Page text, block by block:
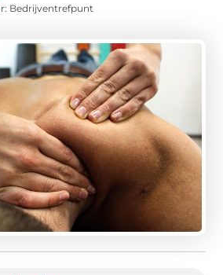
Bedrijventrefpunt